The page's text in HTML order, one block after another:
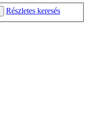
Részletes keresés